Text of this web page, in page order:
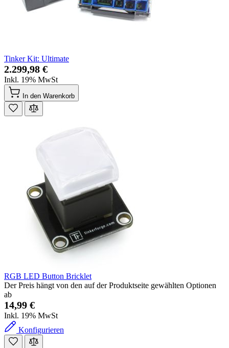
Tinker Kit: Ultimate
2.299,98 €
Inkl. 19% MwSt
In den Warenkorb
RGB LED Button Bricklet
Der Preis hängt von den auf der Produktseite gewählten Optionen
ab
14,99 €
Inkl. 19% MwSt
Konfigurieren